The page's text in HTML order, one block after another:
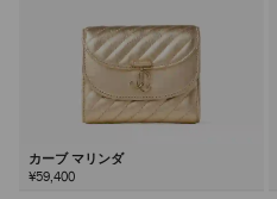
カーブ マリンダ
¥59,400